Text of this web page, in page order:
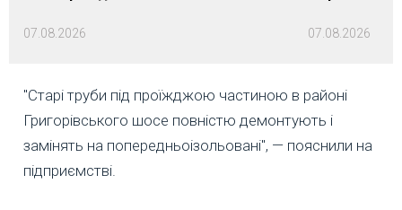
07.08.2026 07.08.2026
"Старі труби під проїжджою частиною в районі
Григорівського шосе повністю демонтують і
замінять на попередньоізольовані", — пояснили на
підприємстві.